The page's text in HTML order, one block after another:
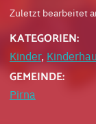
Zuletzt bearbeitet
KATEGORIEN:
Kinder,
GEMEINDE:
Pirna